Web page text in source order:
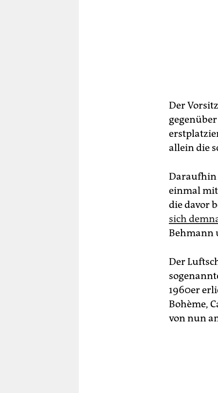
Der
allein die
Daraufhin
einmal
die davor
sich
Behmann
Der
1960er
Bohème,
von nun